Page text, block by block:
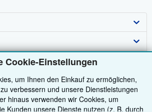
Cookie-Einstellungen
um Ihnen den Einkauf zu ermöglichen,
verbessern und unsere Dienstleistungen
hinaus verwenden wir Cookies, um
Kunden unsere Dienste nutzen (z. B. durch